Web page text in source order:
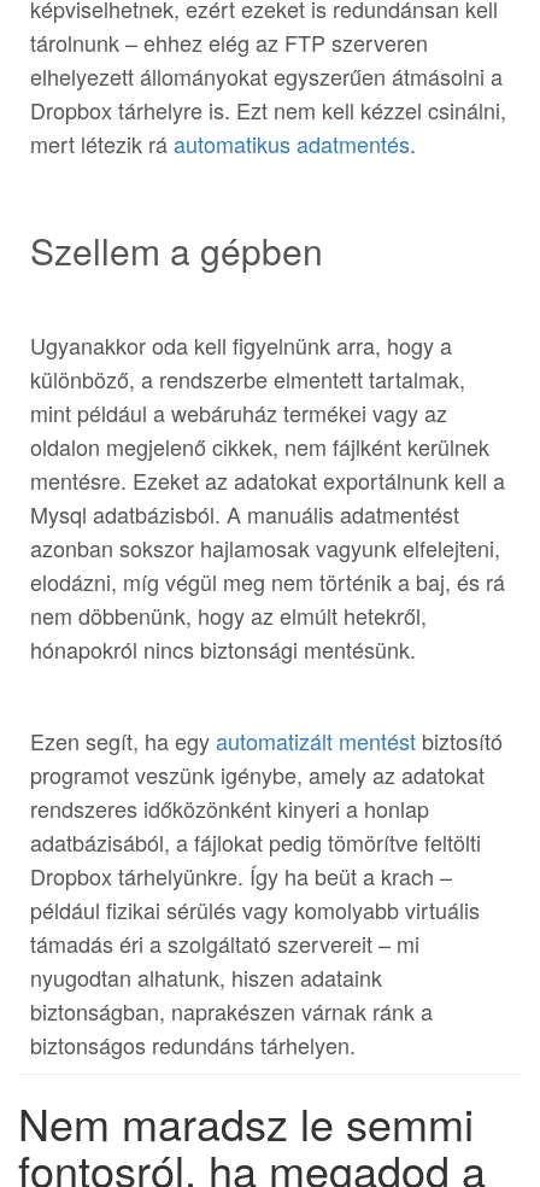
képviselhetnek, ezért ezeket is redundánsan kell
tárolnunk – ehhez elég az FTP szerveren
elhelyezett állományokat egyszerűen átmásolni a
Dropbox tárhelyre is. Ezt nem kell kézzel csinálni,
mert létezik ráautomatikus adatmentés.
Szellem a gépben
Ugyanakkor oda kell figyelnünk arra, hogy a
különböző, a rendszerbe elmentett tartalmak,
mint például a webáruház termékei vagy az
oldalon megjelenő cikkek, nem fájlként kerülnek
mentésre. Ezeket az adatokat exportálnunk kell a
Mysql adatbázisból. A manuális adatmentést
azonban sokszor hajlamosak vagyunk elfelejteni,
elodázni, míg végül meg nem történik a baj, és rá
nem döbbenünk, hogy az elmúlt hetekről,
hónapokról nincs biztonsági mentésünk.
Ezen segít, ha egyautomatizált mentést biztosító
programot veszünk igénybe, amely az adatokat
rendszeres időközönként kinyeri a honlap
adatbázisából, a fájlokat pedig tömörítve feltölti
Dropbox tárhelyünkre. Így ha beüt a krach –
például fizikai sérülés vagy komolyabb virtuális
támadás éri a szolgáltató szervereit – mi
nyugodtan alhatunk, hiszen adataink
biztonságban, naprakészen várnak ránk a
biztonságos redundáns tárhelyen.
Nem maradsz le semmi
fontosról, ha megadod a